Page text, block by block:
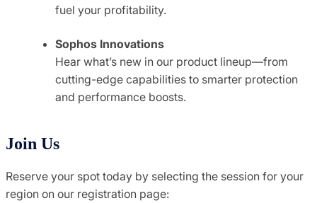
fuel your profitability.
Sophos Innovations
Hear what’s new in our product lineup—from
cutting-edge capabilities to smarter protection
and performance boosts.
Join Us
Reserve your spot today by selecting the session for your
region on our registration page: